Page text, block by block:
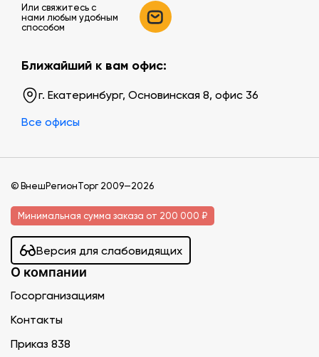
Или свяжитесь c
нами любым удобным
способом
Ближайший к вам офис:
г. Екатеринбург, Основинская 8, офис 36
Все офисы
© ВнешРегионТорг 2009—2026
Минимальная сумма заказа от 200 000 ₽
Версия для слабовидящих
О компании
Госорганизациям
Контакты
Приказ 838